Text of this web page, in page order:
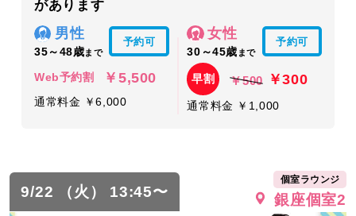
があります
男性
35～48歳まで
予約可
Web予約割 ￥5,500
通常料金 ￥6,000
女性
30～45歳 まで
予約可
早割 ￥500 ￥300
通常料金 ￥1,000
9/22 （火） 13:45〜
個室ラウンジ
銀座個室2